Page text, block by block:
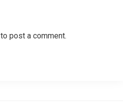
to post a comment.